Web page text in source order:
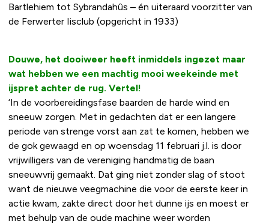
Bartlehiem tot Sybrandahûs – én uiteraard voorzitter van
de Ferwerter Iisclub (opgericht in 1933)
Douwe, het dooiweer heeft inmiddels ingezet maar
wat hebben we een machtig mooi weekeinde met
ijspret achter de rug. Vertel!
‘In de voorbereidingsfase baarden de harde wind en
sneeuw zorgen. Met in gedachten dat er een langere
periode van strenge vorst aan zat te komen, hebben we
de gok gewaagd en op woensdag 11 februari j.l. is door
vrijwilligers van de vereniging handmatig de baan
sneeuwvrij gemaakt. Dat ging niet zonder slag of stoot
want de nieuwe veegmachine die voor de eerste keer in
actie kwam, zakte direct door het dunne ijs en moest er
met behulp van de oude machine weer worden